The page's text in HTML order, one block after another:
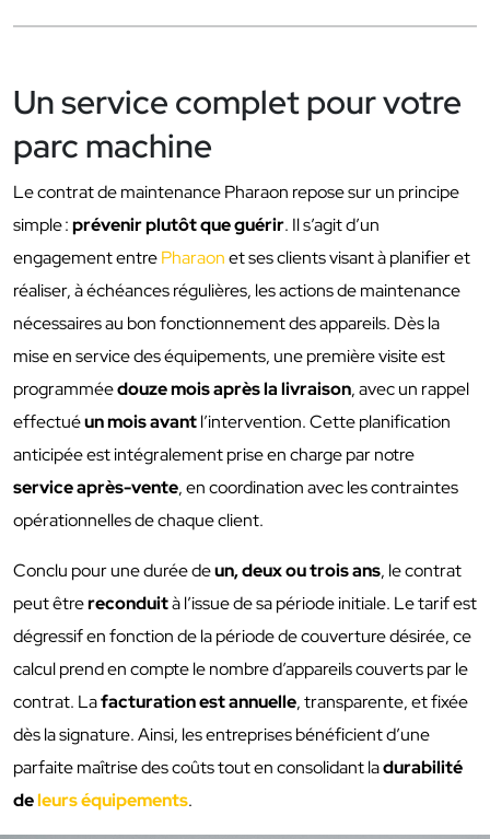
Un service complet pour votre
parc machine
Le contrat de maintenance Pharaon repose sur un principe
simple :prévenir plutôt que guérir. Il s’agit d’un
engagement entrePharaonet ses clients visant à planifier et
réaliser, à échéances régulières, les actions de maintenance
nécessaires au bon fonctionnement des appareils. Dès la
mise en service des équipements, une première visite est
programméedouze mois après la livraison, avec un rappel
effectuéun mois avantl’intervention. Cette planification
anticipée est intégralement prise en charge par notre
service après-vente, en coordination avec les contraintes
opérationnelles de chaque client.
Conclu pour une durée deun, deux ou trois ans, le contrat
peut êtrereconduità l’issue de sa période initiale. Le tarif est
dégressif en fonction de la période de couverture désirée, ce
calcul prend en compte le nombre d’appareils couverts par le
contrat. Lafacturation est annuelle, transparente, et fixée
dès la signature. Ainsi, les entreprises bénéficient d’une
parfaite maîtrise des coûts tout en consolidant ladurabilité
deleurs équipements.